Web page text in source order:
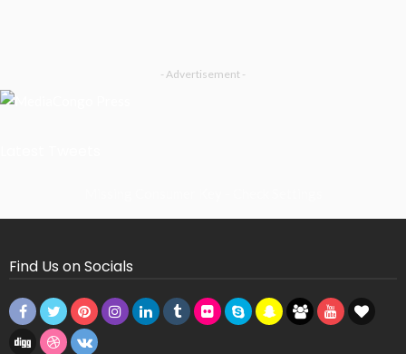
- Advertisement -
Find Us on Socials